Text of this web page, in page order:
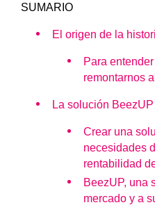
SUMARIO
El origen de la
Para
remontarnos
La solución BeezUP
Crear una
necesidades
rentabilidad
BeezUP, una
mercado y a